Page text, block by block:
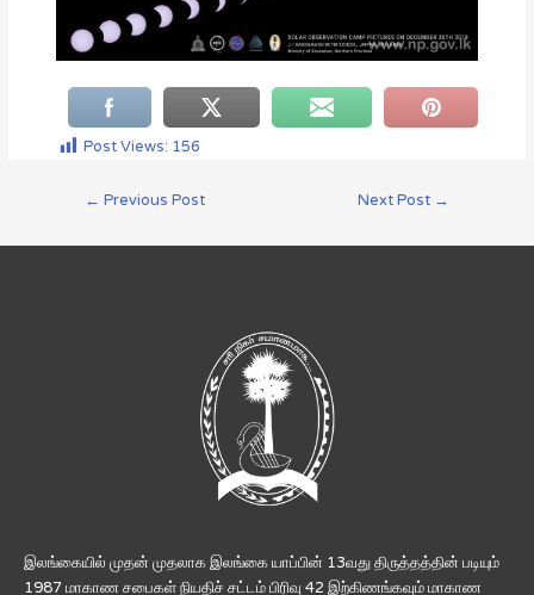
Post Views: 156
← Previous Post Next Post →
இலங்கையில் முதன் முதலாக இலங்கை யாப்பின் 13வது திருத்தத்தின் படியும்
1987 மாகாண சபைகள் நியதிச் சட்டம் பிரிவு 42 இற்கிணங்கவும் மாகாண